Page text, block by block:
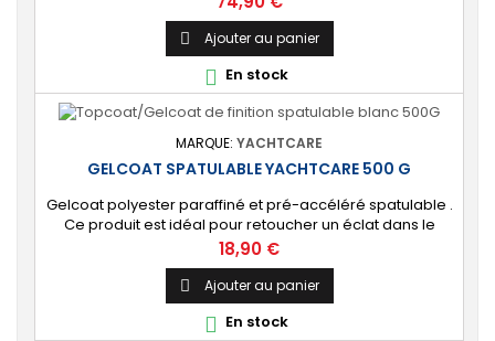
technique, camping-car, etc. 🔝 [Finition de qualité]
Fournit une couche extérieure lisse, brillante et uniforme
qui protège durablement la surface visible de votre
stratification...
 Ajouter au panier
 En stock
MARQUE: YACHTCARE
GELCOAT SPATULABLE YACHTCARE 500 G
Gelcoat polyester paraffiné et pré-accéléré spatulable .
Ce produit est idéal pour retoucher un éclat dans le
gelcoat. Coloris : Blanc (Peut-être teinté avec une pâte
colorante). 🔝 [Finition de qualité] Fournit une couche
extérieure lisse, brillante et uniforme qui protège
durablement la surface visible de votre stratification
polyester. ⚙️ [Facile à...
Prix
18,90 €
 Ajouter au panier
 En stock